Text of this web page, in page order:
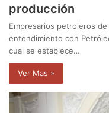
producción
Empresarios petroleros
entendimiento con
cual se establece…
Ver Mas »